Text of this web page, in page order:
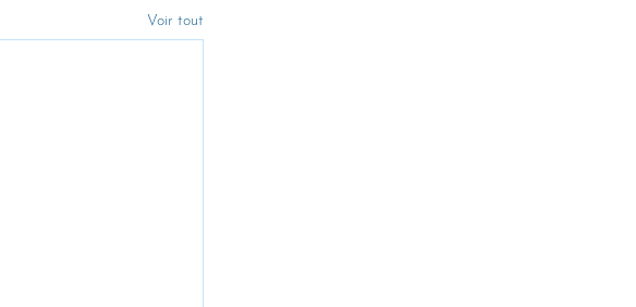
Voir tout